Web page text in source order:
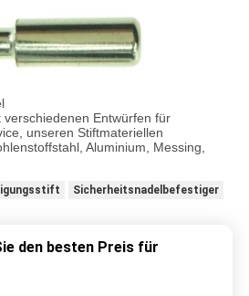
Entwürfen für
unseren Stiftmateriellen
Aluminium, Messing,
Sicherheitsnadelbefestiger
den besten Preis für